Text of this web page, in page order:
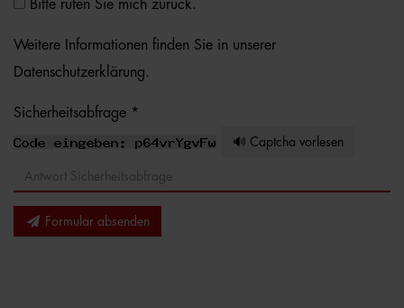
Bitte rufen Sie mich zurück.
Weitere Informationen finden Sie in unserer
Datenschutzerklärung.
Sicherheitsabfrage *
🔊 Captcha vorlesen
Formular absenden